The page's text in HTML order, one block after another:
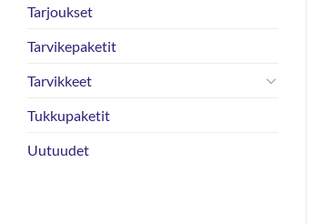
Tarjoukset
Tarvikepaketit
Tarvikkeet
Tukkupaketit
Uutuudet